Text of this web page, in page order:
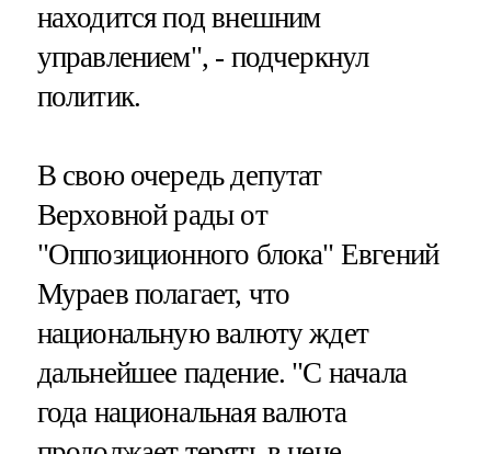
находится под внешним
управлением", - подчеркнул
политик.
В свою очередь депутат
Верховной рады от
"Оппозиционного блока" Евгений
Мураев полагает, что
национальную валюту ждет
дальнейшее падение. "С начала
года национальная валюта